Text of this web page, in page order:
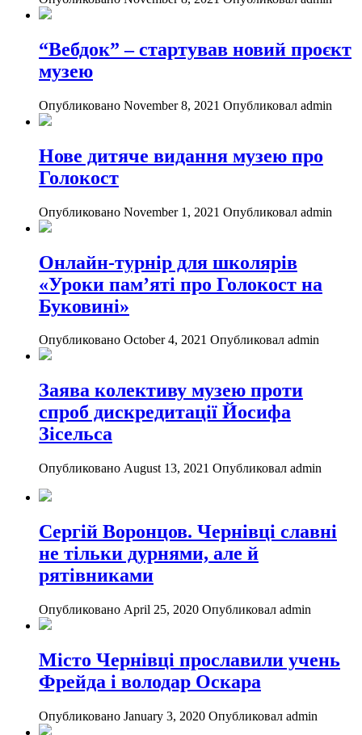
“Вебдок” – стартував новий проєкт
музею
Опубликовано November 8, 2021 Опубликовал admin
Нове дитяче видання музею про
Голокост
Опубликовано November 1, 2021 Опубликовал admin
Онлайн-турнір для школярів
«Уроки пам’яті про Голокост на
Буковині»
Опубликовано October 4, 2021 Опубликовал admin
Заява колективу музею проти
спроб дискредитації Йосифа
Зісельса
Опубликовано August 13, 2021 Опубликовал admin
Сергій Воронцов. Чернівці славні
не тільки дурнями, але й
рятівниками
Опубликовано April 25, 2020 Опубликовал admin
Місто Чернівці прославили учень
Фрейда і володар Оскара
Опубликовано January 3, 2020 Опубликовал admin